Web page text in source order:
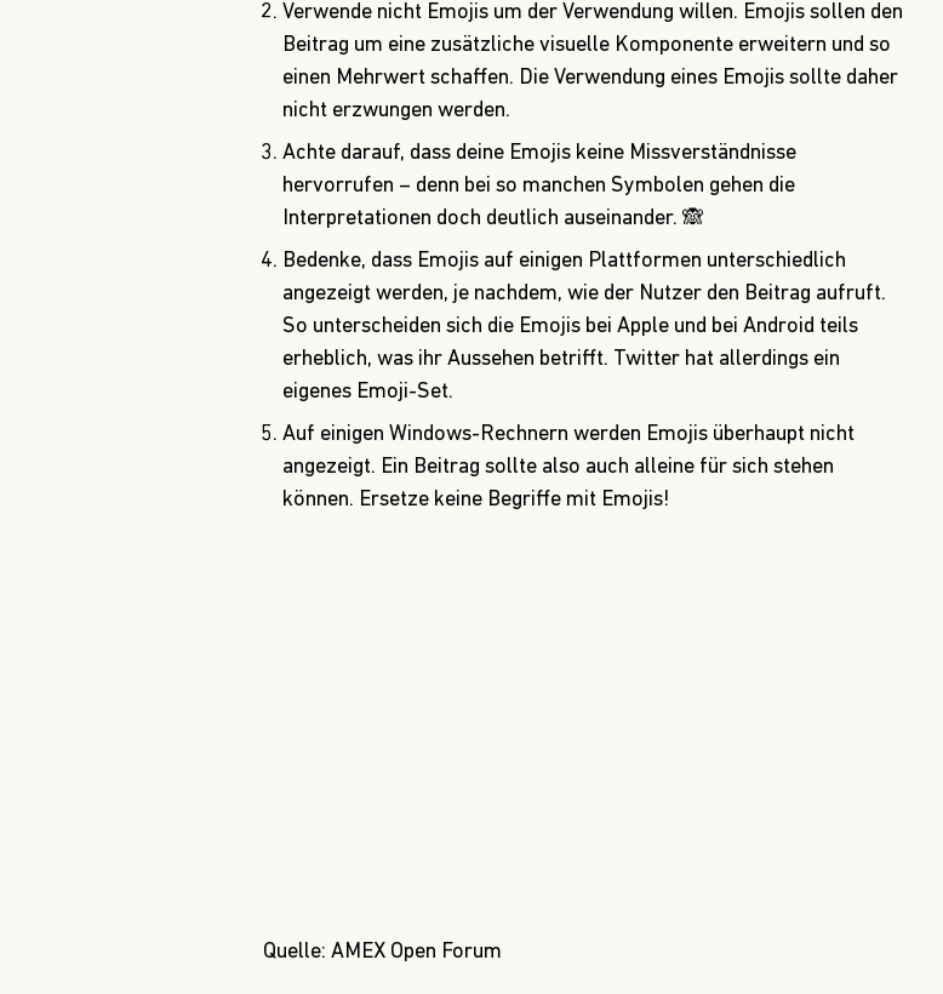
Verwende nicht Emojis um der Verwendung willen. Emojis sollen den
Beitrag um eine zusätzliche visuelle Komponente erweitern und so
einen Mehrwert schaffen. Die Verwendung eines Emojis sollte daher
nicht erzwungen werden.
Achte darauf, dass deine Emojis keine Missverständnisse
hervorrufen – denn bei so manchen Symbolen gehen die
Interpretationen doch deutlich auseinander. 🙈
Bedenke, dass Emojis auf einigen Plattformen unterschiedlich
angezeigt werden, je nachdem, wie der Nutzer den Beitrag aufruft.
So unterscheiden sich die Emojis bei Apple und bei Android teils
erheblich, was ihr Aussehen betrifft. Twitter hat allerdings ein
eigenes Emoji-Set.
Auf einigen Windows-Rechnern werden Emojis überhaupt nicht
angezeigt. Ein Beitrag sollte also auch alleine für sich stehen
können. Ersetze keine Begriffe mit Emojis!
Vielzahl von Beiträgen mit Emojis. Beispiel gefällig?